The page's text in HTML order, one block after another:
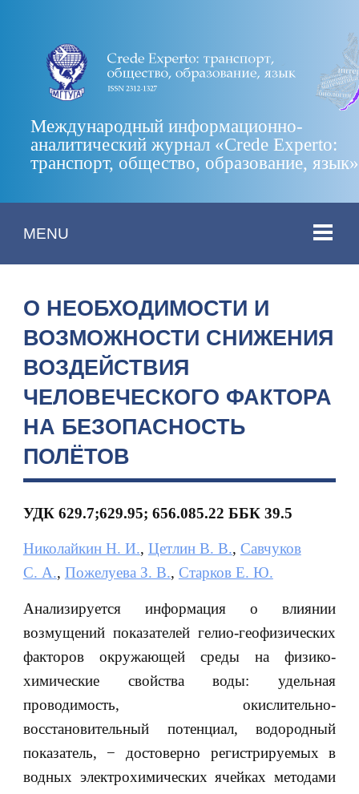
Международный информационно-
аналитический журнал «Crede Experto:
транспорт, общество, образование, язык»
MENU
О НЕОБХОДИМОСТИ И
ВОЗМОЖНОСТИ СНИЖЕНИЯ
ВОЗДЕЙСТВИЯ
ЧЕЛОВЕЧЕСКОГО ФАКТОРА
НА БЕЗОПАСНОСТЬ
ПОЛЁТОВ
УДК 629.7;629.95; 656.085.22 ББК 39.5
Николайкин Н. И., Цетлин В. В., Савчуков
С. А., Пожелуева З. В., Старков Е. Ю.
Анализируется информация о влиянии
возмущений показателей гелио-геофизических
факторов окружающей среды на физико-
химические свойства воды: удельная
проводимость, окислительно-
восстановительный потенциал, водородный
показатель, − достоверно регистрируемых в
водных электрохимических ячейках методами